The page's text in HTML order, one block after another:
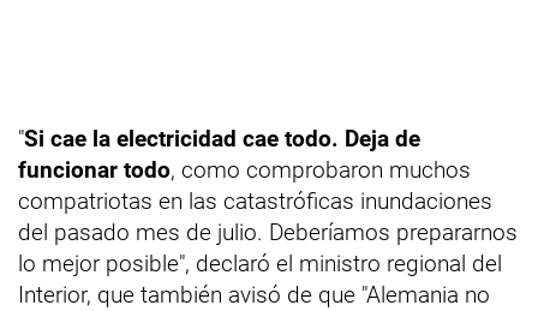
"Si cae la electricidad cae todo. Deja de
funcionar todo, como comprobaron muchos
compatriotas en las catastróficas inundaciones
del pasado mes de julio. Deberíamos prepararnos
lo mejor posible", declaró el ministro regional del
Interior, que también avisó de que "Alemania no